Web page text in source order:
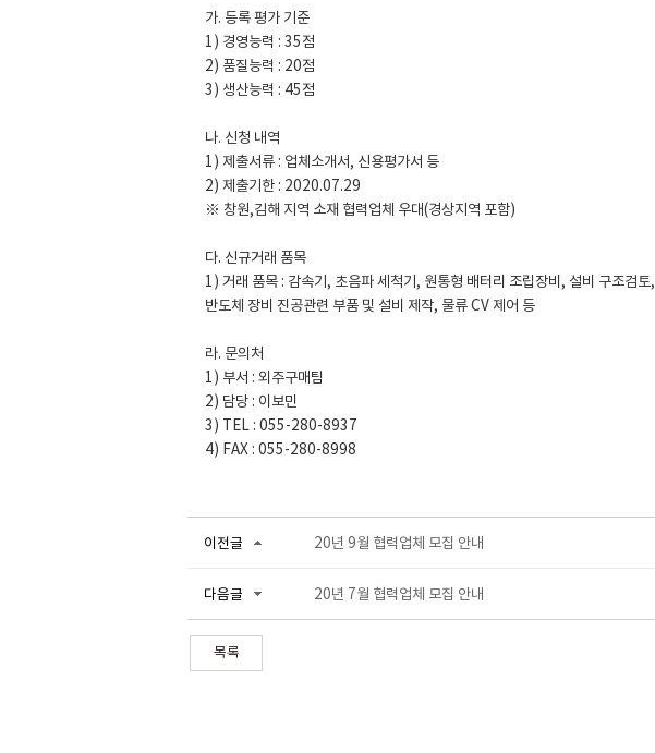
가. 등록 평가 기준
1) 경영능력 : 35점
2) 품질능력 : 20점
3) 생산능력 : 45점
나. 신청 내역
1) 제출서류 : 업체소개서, 신용평가서 등
2) 제출기한 : 2020.07.29
※ 창원,김해 지역 소재 협력업체 우대(경상지역 포함)
다. 신규거래 품목
1) 거래 품목 : 감속기, 초음파 세척기, 원통형 배터리 조립장비, 설비 구조검토,
반도체 장비 진공관련 부품 및 설비 제작, 물류 CV 제어 등
라. 문의처
1) 부서 : 외주구매팀
2) 담당 : 이보민
3) TEL : 055-280-8937
4) FAX : 055-280-8998
이전글 20년 9월 협력업체 모집 안내
다음글 20년 7월 협력업체 모집 안내
목록